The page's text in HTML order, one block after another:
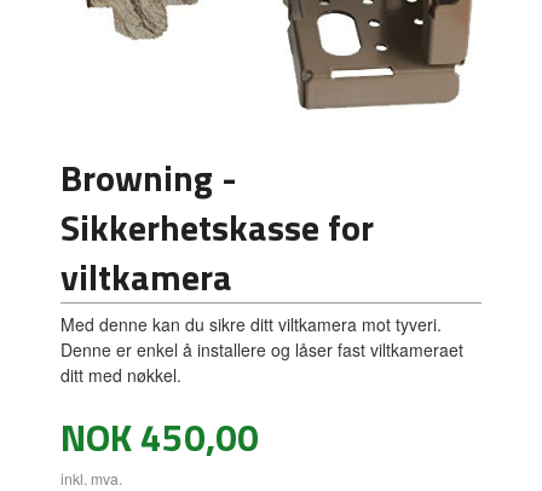
Browning -
Sikkerhetskasse for
viltkamera
Med denne kan du sikre ditt viltkamera mot tyveri.
Denne er enkel å installere og låser fast viltkameraet
ditt med nøkkel.
Pris
NOK450,00
inkl. mva.